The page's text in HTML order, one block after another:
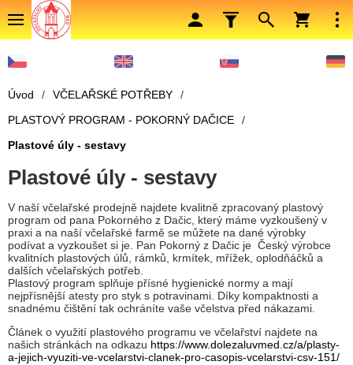
Úvod / VČELAŘSKÉ POTŘEBY
/
PLASTOVÝ PROGRAM - POKORNÝ DAČICE
/
Plastové úly - sestavy
Plastové úly - sestavy
V naší včelařské prodejně najdete kvalitně zpracovaný plastový
program od pana Pokorného z Dačic, který máme vyzkoušený v
praxi a na naší včelařské farmě se můžete na dané výrobky
podívat a vyzkoušet si je. Pan Pokorný z Dačic je Český výrobce
kvalitních plastových úlů, rámků, krmítek, mřížek, oplodňáčků a
dalších včelařských potřeb.
Plastový program splňuje přísné hygienické normy a mají
nejpřísnější atesty pro styk s potravinami. Díky kompaktnosti a
snadnému čištění tak ochráníte vaše včelstva před nákazami.
Článek o využití plastového programu ve včelařství najdete na
našich stránkách na odkazu https://www.dolezaluvmed.cz/a/plasty-
a-jejich-vyuziti-ve-vcelarstvi-clanek-pro-casopis-vcelarstvi-csv-151/